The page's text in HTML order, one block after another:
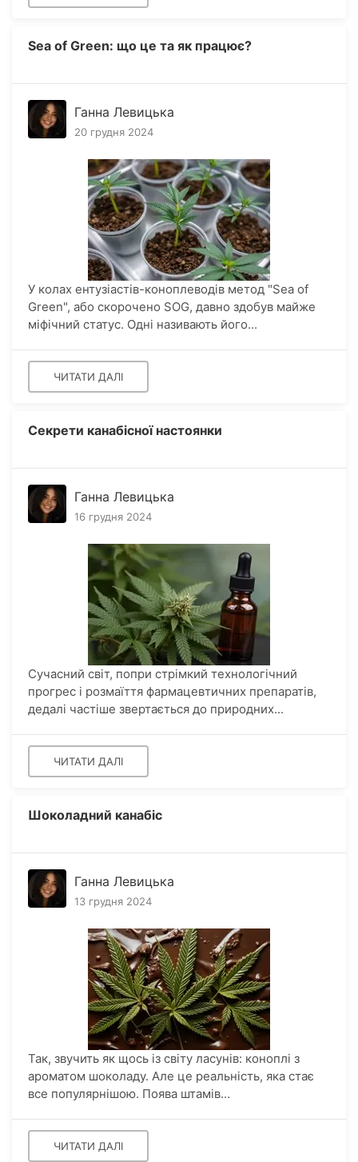
Sea of Green: що це та як працює?
Ганна Левицька
20 грудня 2024
У колах ентузіастів-коноплеводів метод "Sea of
Green", або скорочено SOG, давно здобув майже
міфічний статус. Одні називають його...
ЧИТАТИ ДАЛІ
Секрети канабісної настоянки
Ганна Левицька
16 грудня 2024
Сучасний світ, попри стрімкий технологічний
прогрес і розмаїття фармацевтичних препаратів,
дедалі частіше звертається до природних...
ЧИТАТИ ДАЛІ
Шоколадний канабіс
Ганна Левицька
13 грудня 2024
Так, звучить як щось із світу ласунів: коноплі з
ароматом шоколаду. Але це реальність, яка стає
все популярнішою. Поява штамів...
ЧИТАТИ ДАЛІ